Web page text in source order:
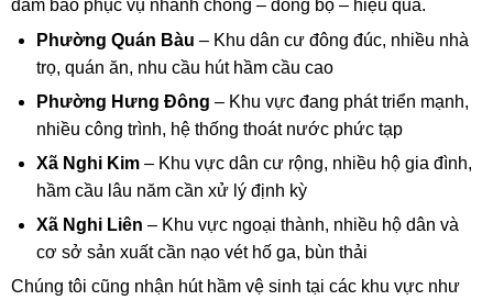
đảm bảo phục vụ nhanh chóng – đồng bộ – hiệu quả.
Phường Quán Bàu – Khu dân cư đông đúc, nhiều nhà
trọ, quán ăn, nhu cầu hút hầm cầu cao
Phường Hưng Đông – Khu vực đang phát triển mạnh,
nhiều công trình, hệ thống thoát nước phức tạp
Xã Nghi Kim – Khu vực dân cư rộng, nhiều hộ gia đình,
hầm cầu lâu năm cần xử lý định kỳ
Xã Nghi Liên – Khu vực ngoại thành, nhiều hộ dân và
cơ sở sản xuất cần nạo vét hố ga, bùn thải
Chúng tôi cũng nhận hút hầm vệ sinh tại các khu vực như